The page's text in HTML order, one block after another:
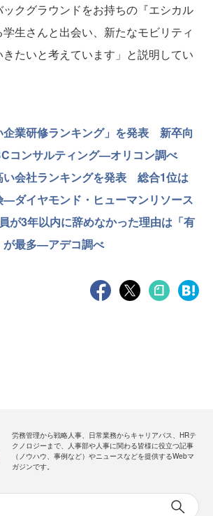
クグラウンドをお持ちの『エシカル
生さんと出会い、新たなモビリティ
たいと考えています」と説明してい
企業研修ランキング」を発表 新卒向
コンサルティング—オリコン調べ
い会社ランキングを発表 総合1位は
—ダイヤモンド・ヒューマンリソース
が3年以内に辞めなかった理由は「有
が最多—アデコ調べ
労務管理から戦略人事、日常業務からキャリアパス、HRテ
クノロジーまで、人事部や人事に関わる皆様に役立つ記事
（ノウハウ、事例など）やニュースなどを提供するWebマ
ガジンです。